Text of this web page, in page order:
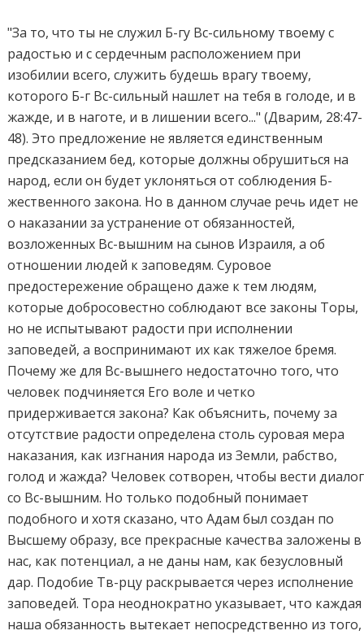
"За то, что ты не служил Б-гу Вс-сильному твоему с
радостью и с сердечным расположением при
изобилии всего, служить будешь врагу твоему,
которого Б-г Вс-сильный нашлет на тебя в голоде, и в
жажде, и в наготе, и в лишении всего..." (Дварим, 28:47-
48). Это предложение не является единственным
предсказанием бед, которые должны обрушиться на
народ, если он будет уклоняться от соблюдения Б-
жественного закона. Но в данном случае речь идет не
о наказании за устранение от обязанностей,
возложенных Вс-вышним на сынов Израиля, а об
отношении людей к заповедям. Суровое
предостережение обращено даже к тем людям,
которые добросовестно соблюдают все законы Торы,
но не испытывают радости при исполнении
заповедей, а воспринимают их как тяжелое бремя.
Почему же для Вс-вышнего недостаточно того, что
человек подчиняется Его воле и четко
придерживается закона? Как объяснить, почему за
отсутствие радости определена столь суровая мера
наказания, как изгнания народа из Земли, рабство,
голод и жажда? Человек сотворен, чтобы вести диалог
со Вс-вышним. Но только подобный понимает
подобного и хотя сказано, что Адам был создан по
Высшему образу, все прекрасные качества заложены в
нас, как потенциал, а не даны нам, как безусловный
дар. Подобие Тв-рцу раскрывается через исполнение
заповедей. Тора неоднократно указывает, что каждая
наша обязанность вытекает непосредственно из того,